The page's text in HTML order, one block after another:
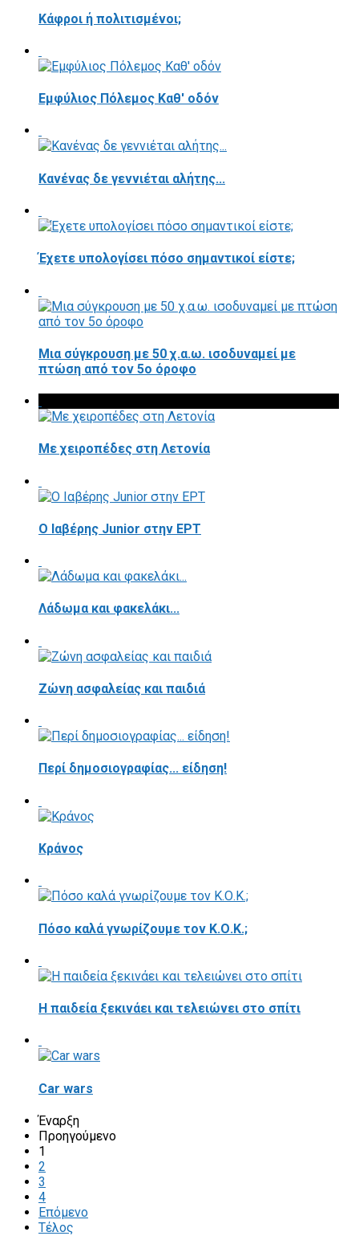
Κάφροι ή πολιτισμένοι;
Εμφύλιος Πόλεμος Καθ' οδόν
Κανένας δε γεννιέται αλήτης...
Έχετε υπολογίσει πόσο σημαντικοί είστε;
Μια σύγκρουση με 50 χ.α.ω. ισοδυναμεί με
πτώση από τον 5ο όροφο
Με χειροπέδες στη Λετονία
Ο Ιαβέρης Junior στην ΕΡΤ
Λάδωμα και φακελάκι...
Ζώνη ασφαλείας και παιδιά
Περί δημοσιογραφίας... είδηση!
Κράνος
Πόσο καλά γνωρίζουμε τον Κ.Ο.Κ.;
Η παιδεία ξεκινάει και τελειώνει στο σπίτι
Car wars
Έναρξη
Προηγούμενο
1
2
3
4
Επόμενο
Τέλος